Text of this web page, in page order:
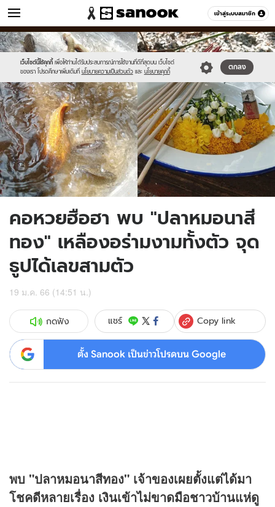
เข้าสู่ระบบสมาชิก
ข่าว หมวดอื่นๆ
เว็บไซต์นี้ใช้คุกกี้ เพื่อให้ท่านได้รับประสบการณ์การใช้งานที่ดีที่สุดบน เว็บไซต์
ของเรา โปรดศึกษาเพิ่มเติมที่ นโยบายความเป็นส่วนตัว และ นโยบายคุกกี้
ตกลง
Sanook
//s.isanook.com/sr/0/images/logo-
new-
sanook.png
600
60
//s.isanook.com/ns/0/ud/1749/8745778/lotto.jpg
คอหวยฮือฮา พบ "ปลาหมอนาสี
ทอง" เหลืองอร่ามงามทั้งตัว จุด
ธูปได้เลขสามตัว
19 ม.ค. 66 (14:51 น.)
กดฟัง แชร์ Copy link
ตั้ง Sanook เป็นข่าวโปรดบน Google
พบ "ปลาหมอนาสีทอง" เจ้าของเผยตั้งแต่ได้มา
โชคดีหลายเรื่อง เงินเข้าไม่ขาดมือชาวบ้านแห่ดู